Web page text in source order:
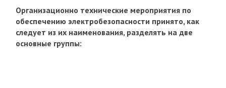
Организационно технические мероприятия по
обеспечению электробезопасности принято, как
следует из их наименования, разделять на две
основные группы: